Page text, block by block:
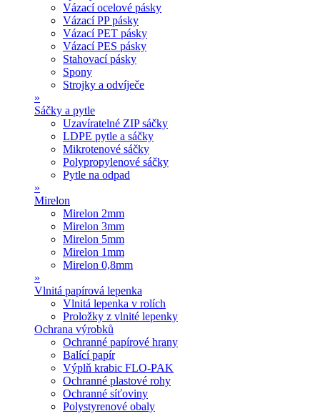
Vázací ocelové pásky
Vázací PP pásky
Vázací PET pásky
Vázací PES pásky
Stahovací pásky
Spony
Strojky a odvíječe
»
Sáčky a pytle
Uzavíratelné ZIP sáčky
LDPE pytle a sáčky
Mikrotenové sáčky
Polypropylenové sáčky
Pytle na odpad
»
Mirelon
Mirelon 2mm
Mirelon 3mm
Mirelon 5mm
Mirelon 1mm
Mirelon 0,8mm
»
Vlnitá papírová lepenka
Vlnitá lepenka v rolích
Proložky z vlnité lepenky
Ochrana výrobků
Ochranné papírové hrany
Balící papír
Výplň krabic FLO-PAK
Ochranné plastové rohy
Ochranné síťoviny
Polystyrenové obaly